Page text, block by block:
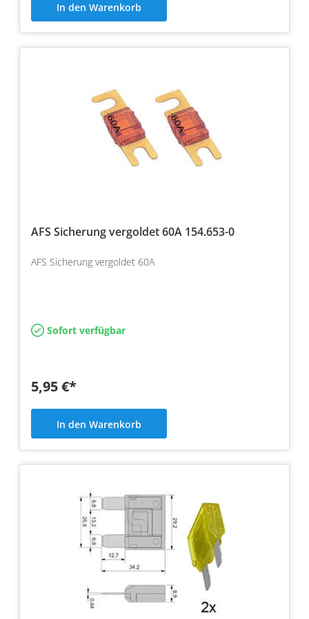
In den Warenkorb
AFS Sicherung vergoldet 60A 154.653-0
AFS Sicherung vergoldet 60A
Sofort verfügbar
5,95 €*
In den Warenkorb